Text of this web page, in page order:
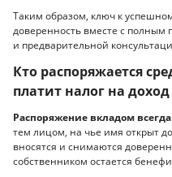
Таким образом, ключ к
доверенность вместе с полным
и предварительной
Кто распоряжается
платит налог на
Распоряжение вкладом
тем лицом, на чье имя открыт
вносятся и снимаются
собственником остается